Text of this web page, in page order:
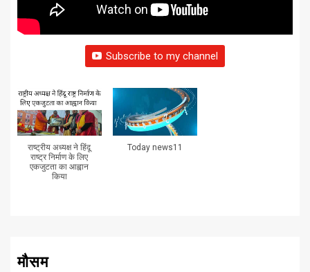
Subscribe to my channel
राष्ट्रीय अध्यक्ष ने हिंदू
राष्ट्र निर्माण के लिए
एकजुटता का आह्वान
किया
Today news11
मौसम